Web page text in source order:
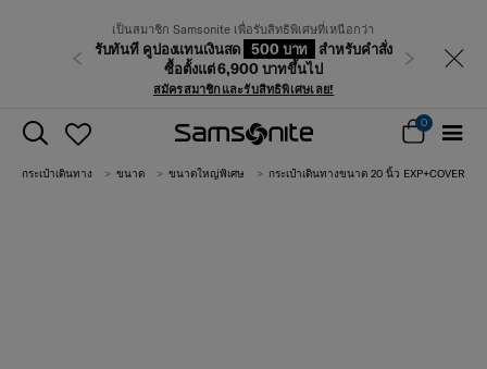
เป็นสมาชิก Samsonite เพื่อรับสิทธิพิเศษที่เหนือกว่า
รับทันที คูปองแทนเงินสด 500 บาท
สำหรับคำสั่ง
ซื้อตั้งแต่ 6,900 บาทขึ้นไป
สมัครสมาชิกและรับสิทธิพิเศษเลย!
ก่อนหน้า ถัดไป
0
กระเป๋าเดินทาง ขนาด ขนาดใหญ่พิเศษ กระเป๋าเดินทางขนาด 20 นิ้ว EXP+COVER